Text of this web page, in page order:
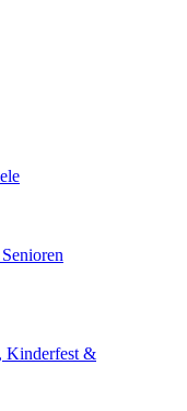
Kinderfest &